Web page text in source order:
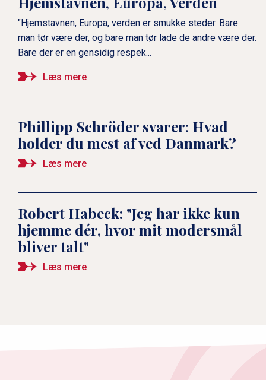
"Hjemstavnen, Europa, verden er smukke steder. Bare
man tør være der, og bare man tør lade de andre være der.
Bare der er en gensidig respek...
Læs mere
Phillipp Schröder svarer: Hvad
holder du mest af ved Danmark?
Læs mere
Robert Habeck: "Jeg har ikke kun
hjemme dér, hvor mit modersmål
bliver talt"
Læs mere